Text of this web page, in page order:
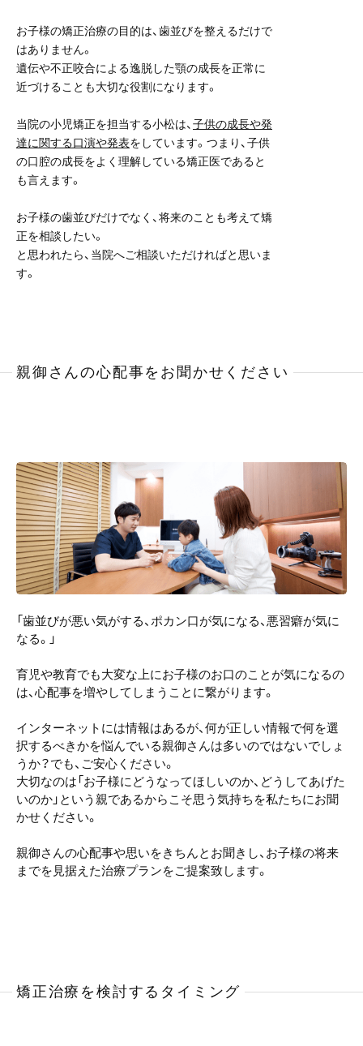
お子様の矯正治療の目的は、歯並びを整えるだけで
はありません。
遺伝や不正咬合による逸脱した顎の成長を正常に
近づけることも大切な役割になります。
当院の小児矯正を担当する小松は、子供の成長や発
達に関する口演や発表をしています。つまり、子供
の口腔の成長をよく理解している矯正医であると
も言えます。
お子様の歯並びだけでなく、将来のことも考えて矯
正を相談したい。
と思われたら、当院へご相談いただければと思いま
す。
親御さんの心配事をお聞かせください
「歯並びが悪い気がする、ポカン口が気になる、悪習癖が気に
なる。」
育児や教育でも大変な上にお子様のお口のことが気になるの
は、心配事を増やしてしまうことに繋がります。
インターネットには情報はあるが、何が正しい情報で何を選
択するべきかを悩んでいる親御さんは多いのではないでしょ
うか？でも、ご安心ください。
大切なのは「お子様にどうなってほしいのか、どうしてあげた
いのか」という親であるからこそ思う気持ちを私たちにお聞
かせください。
親御さんの心配事や思いをきちんとお聞きし、お子様の将来
までを見据えた治療プランをご提案致します。
矯正治療を検討するタイミング